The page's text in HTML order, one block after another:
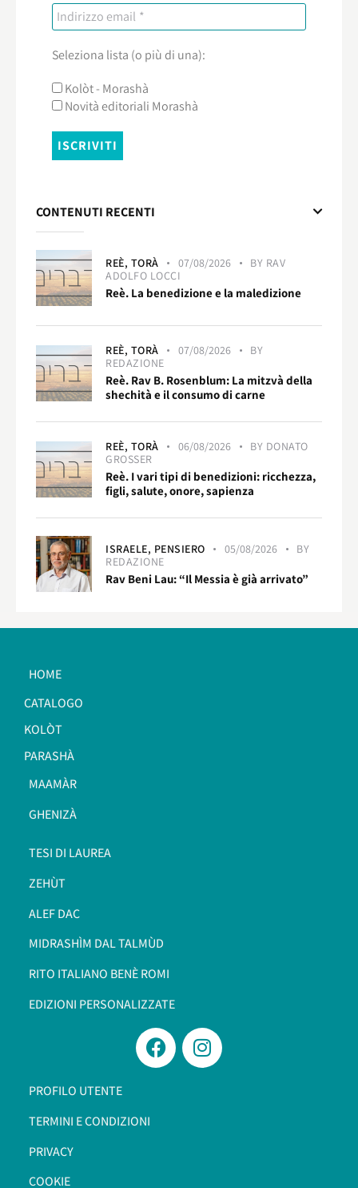
Seleziona lista (o più di una):
Kolòt - Morashà
Novità editoriali Morashà
CONTENUTI RECENTI
REÈ, TORÀ 07/08/2026 BY RAV
ADOLFO LOCCI
Reè. La benedizione e la maledizione
REÈ, TORÀ 07/08/2026
BY
REDAZIONE
Reè. Rav B. Rosenblum: La mitzvà della
shechità e il consumo di carne
REÈ, TORÀ 06/08/2026 BY DONATO
GROSSER
Reè. I vari tipi di benedizioni: ricchezza,
figli, salute, onore, sapienza
ISRAELE, PENSIERO 05/08/2026
BY
REDAZIONE
Rav Beni Lau: “Il Messia è già arrivato”
HOME
CATALOGO
KOLÒT
PARASHÀ
MAAMÀR
GHENIZÀ
TESI DI LAUREA
ZEHÙT
ALEF DAC
MIDRASHÌM DAL TALMÙD
RITO ITALIANO BENÈ ROMI​
EDIZIONI PERSONALIZZATE
PROFILO UTENTE
TERMINI E CONDIZIONI
PRIVACY
COOKIE